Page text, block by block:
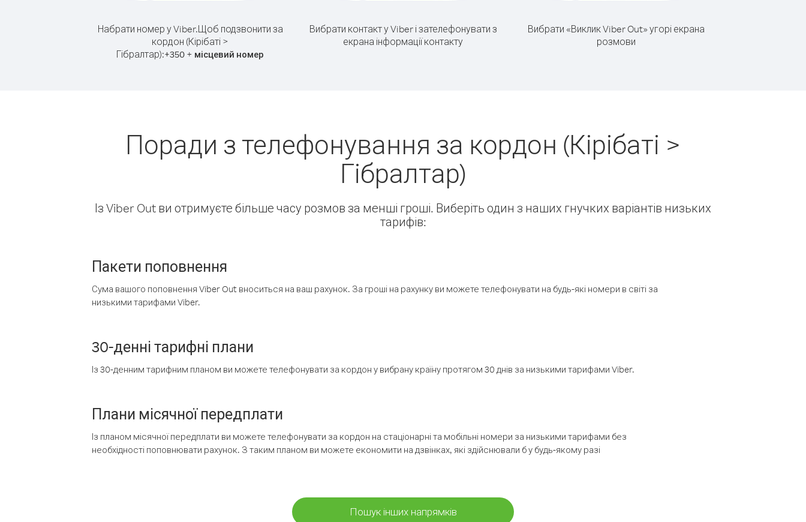
Набрати номер у Viber.Щоб подзвонити за
кордон (Кірібаті >
Гібралтар):+350 + місцевий номер
Вибрати контакт у Viber і зателефонувати з
екрана інформації контакту
Вибрати «Виклик Viber Out» угорі екрана
розмови
Поради з телефонування за кордон (Кірібаті >
Гібралтар)
Із Viber Out ви отримуєте більше часу розмов за менші гроші. Виберіть один з наших гнучких варіантів низьких
тарифів:
Пакети поповнення
Сума вашого поповнення Viber Out вноситься на ваш рахунок. За гроші на рахунку ви можете телефонувати на будь-які номери в світі за
низькими тарифами Viber.
30-денні тарифні плани
Із 30-денним тарифним планом ви можете телефонувати за кордон у вибрану країну протягом 30 днів за низькими тарифами Viber.
Плани місячної передплати
Із планом місячної передплати ви можете телефонувати за кордон на стаціонарні та мобільні номери за низькими тарифами без
необхідності поповнювати рахунок. З таким планом ви можете економити на дзвінках, які здійснювали б у будь-якому разі
Пошук інших напрямків